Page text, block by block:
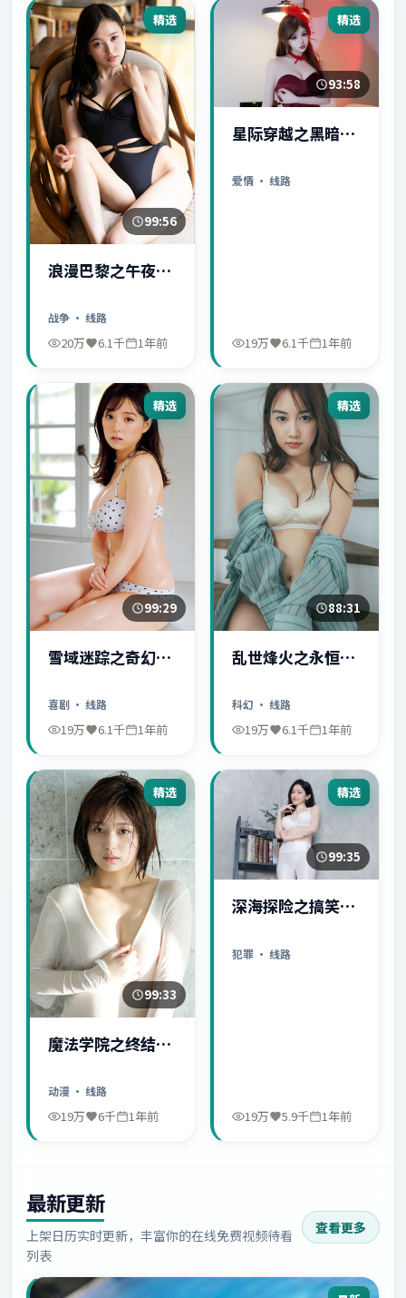
精选
99:56
浪漫巴黎之午夜惊
战争 · 线路
20万 6.1千 1年前
精选
93:58
星际穿越之黑暗秘
爱情 · 线路
19万 6.1千 1年前
精选
99:29
雪域迷踪之奇幻冒
喜剧 · 线路
19万 6.1千 1年前
精选
88:31
乱世烽火之永恒爱
科幻 · 线路
19万 6.1千 1年前
精选
99:33
魔法学院之终结序
动漫 · 线路
19万 6千 1年前
精选
99:35
深海探险之搞笑日
犯罪 · 线路
19万 5.9千 1年前
最新更新
上架日历实时更新，丰富你的在线免费视频待看
列表
查看更多